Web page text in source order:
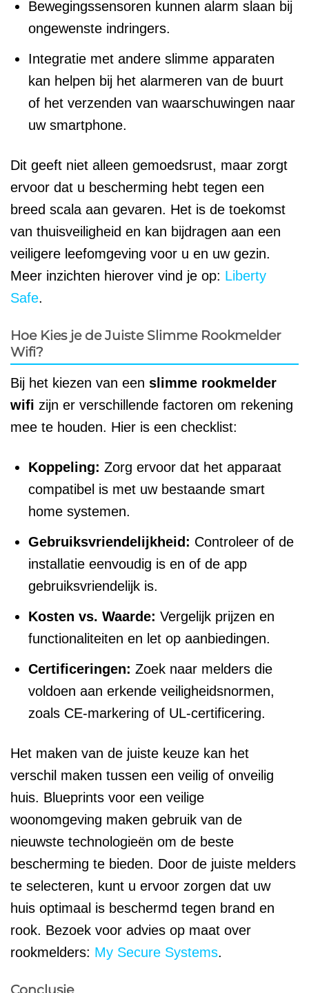
Bewegingssensoren kunnen alarm slaan bij
ongewenste indringers.
Integratie met andere slimme apparaten
kan helpen bij het alarmeren van de buurt
of het verzenden van waarschuwingen naar
uw smartphone.
Dit geeft niet alleen gemoedsrust, maar zorgt
ervoor dat u bescherming hebt tegen een
breed scala aan gevaren. Het is de toekomst
van thuisveiligheid en kan bijdragen aan een
veiligere leefomgeving voor u en uw gezin.
Meer inzichten hierover vind je op: Liberty
Safe.
Hoe Kies je de Juiste Slimme Rookmelder
Wifi?
Bij het kiezen van een slimme rookmelder
wifi zijn er verschillende factoren om rekening
mee te houden. Hier is een checklist:
Koppeling: Zorg ervoor dat het apparaat
compatibel is met uw bestaande smart
home systemen.
Gebruiksvriendelijkheid: Controleer of de
installatie eenvoudig is en of de app
gebruiksvriendelijk is.
Kosten vs. Waarde: Vergelijk prijzen en
functionaliteiten en let op aanbiedingen.
Certificeringen: Zoek naar melders die
voldoen aan erkende veiligheidsnormen,
zoals CE-markering of UL-certificering.
Het maken van de juiste keuze kan het
verschil maken tussen een veilig of onveilig
huis. Blueprints voor een veilige
woonomgeving maken gebruik van de
nieuwste technologieën om de beste
bescherming te bieden. Door de juiste melders
te selecteren, kunt u ervoor zorgen dat uw
huis optimaal is beschermd tegen brand en
rook. Bezoek voor advies op maat over
rookmelders: My Secure Systems.
Conclusie